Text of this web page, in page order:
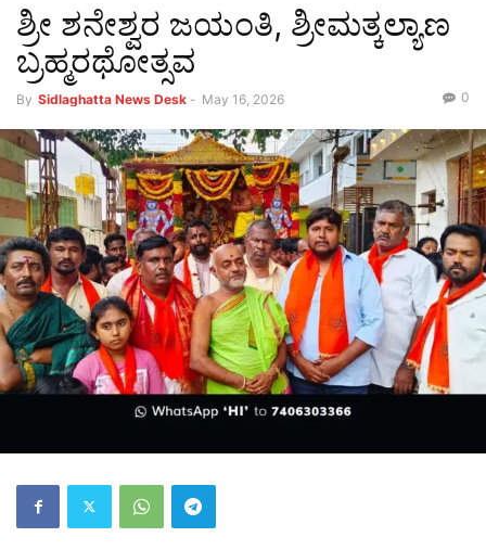
ಶ್ರೀ ಶನೇಶ್ವರ ಜಯಂತಿ, ಶ್ರೀಮತ್ಕಲ್ಯಾಣ
ಬ್ರಹ್ಮರಥೋತ್ಸವ
By Sidlaghatta News Desk - May 16, 2026 0